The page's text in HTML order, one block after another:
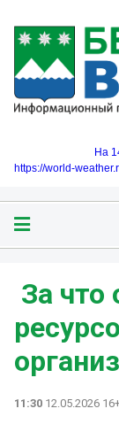
На
https://world-
За что
11:30 12.05.2026